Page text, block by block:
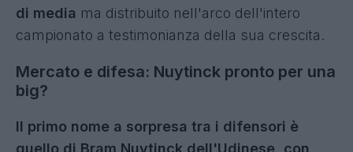
di media ma distribuito nell'arco dell'intero
campionato a testimonianza della sua crescita.
Mercato e difesa: Nuytinck pronto per una
big?
Il primo nome a sorpresa tra i difensori è
quello di Bram Nuytinck dell'Udinese, con